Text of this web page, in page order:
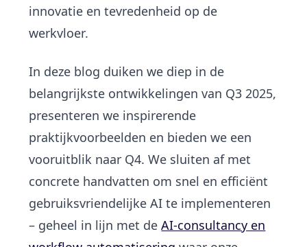
innovatie en tevredenheid op de
werkvloer.
In deze blog duiken we diep in de
belangrijkste ontwikkelingen van Q3 2025,
presenteren we inspirerende
praktijkvoorbeelden en bieden we een
vooruitblik naar Q4. We sluiten af met
concrete handvatten om snel en efficiënt
gebruiksvriendelijke AI te implementeren
– geheel in lijn met deAI-consultancy en